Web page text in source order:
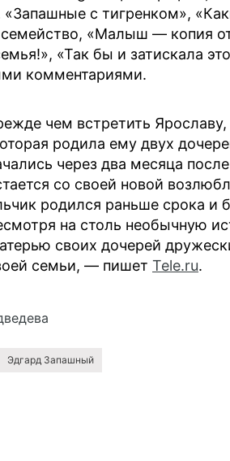
«Запашные с тигренком»,
«Малыш — копия
«Так бы и затискала
комментариями.
чем встретить
родила ему двух
через два месяца
со своей новой
родился раньше срока и
на столь необычную
своих дочерей
семьи, — пишет Tele.ru.
Эдгард Запашный